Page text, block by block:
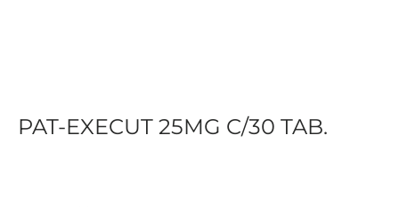
PAT-EXECUT 25MG C/30 TAB.